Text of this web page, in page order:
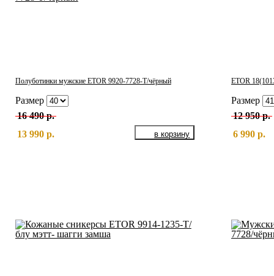
Полуботинки мужские ETOR 9920-7728-Т/чёрный
Размер
16 490 р.
13 990 р.
ETOR
Размер
12 950 р.
6 990 р.